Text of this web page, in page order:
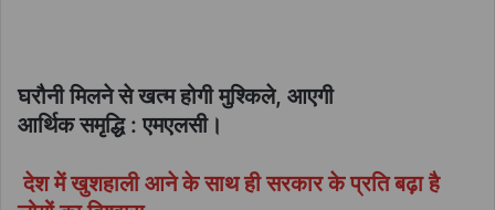
घरौनी मिलने से खत्म होगी मुश्किले, आएगी
आर्थिक समृद्धि : एमएलसी।
देश में खुशहाली आने के साथ ही सरकार के प्रति बढ़ा है